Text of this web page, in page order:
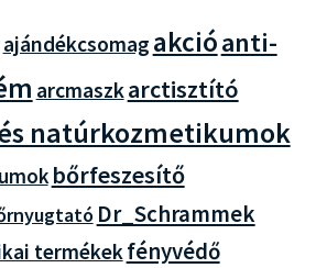
ajándékcsomag akcióanti-
arcmaszkarctisztító
natúrkozmetikumok
bőrfeszesítő
Dr_Schrammek
termékekfényvédő